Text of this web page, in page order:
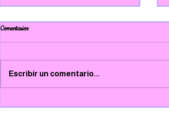
Comentarios
Escribir un comentario...